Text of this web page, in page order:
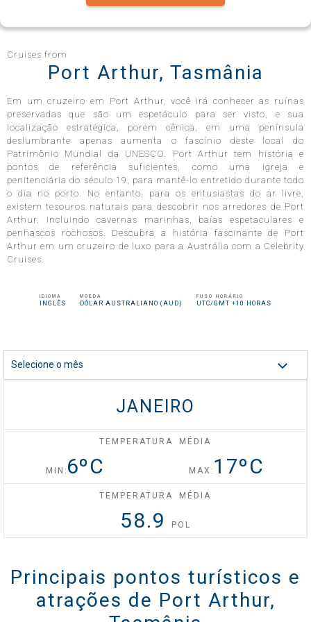
Infinity®
Millennium®
Reflection®
Roamer℠
Solstice®
Summit®
Xcite℠
Cruises from
Port Arthur, Tasmânia
Em um cruzeiro em Port Arthur, você irá conhecer as ruínas
preservadas que são um espetáculo para ser visto, e sua
localização estratégica, porém cênica, em uma península
deslumbrante apenas aumenta o fascínio deste local do
Patrimônio Mundial da UNESCO. Port Arthur tem história e
pontos de referência suficientes, como uma igreja e
penitenciária do século 19, para mantê-lo entretido durante todo
o dia no porto. No entanto, para os entusiastas do ar livre,
existem tesouros naturais para descobrir nos arredores de Port
Arthur, incluindo cavernas marinhas, baías espetaculares e
penhascos rochosos. Descubra a história fascinante de Port
Arthur em um cruzeiro de luxo para a Austrália com a Celebrity
Cruises.
IDIOMA
INGLÊS
MOEDA
DÓLAR AUSTRALIANO (AUD)
FUSO HORÁRIO
UTC/GMT +10 HORAS
Selecione o mês
JANEIRO
TEMPERATURA MÉDIA
MIN:6ºC MAX: 17ºC
TEMPERATURA MÉDIA
58.9 POL
Principais pontos turísticos e
atrações de Port Arthur,